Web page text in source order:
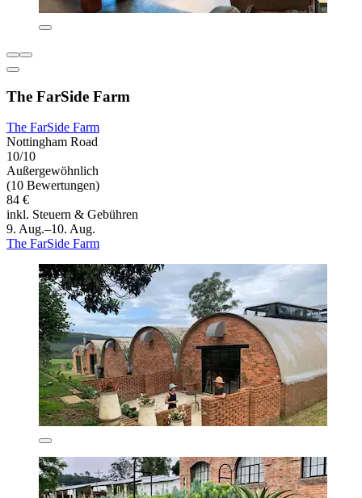
The FarSide Farm
The FarSide Farm
Nottingham Road
10/10
Außergewöhnlich
(10 Bewertungen)
84 €
inkl. Steuern & Gebühren
9. Aug.–10. Aug.
The FarSide Farm